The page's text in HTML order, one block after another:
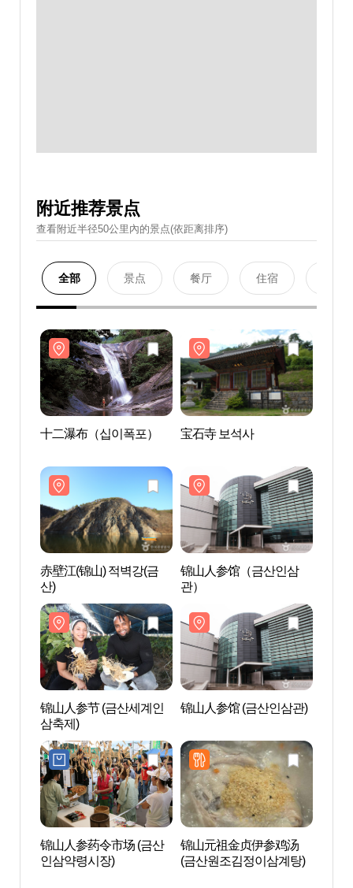
附近推荐景点
查看附近半径50公里內的景点(依距离排序)
全部 景点 餐厅 住宿
十二瀑布（십이폭포） 宝石寺 보석사
赤壁江(锦山) 적벽강(금
산)
锦山人参馆（금산인삼
관）
锦山人参节 (금산세계인
삼축제)
锦山人参馆 (금산인삼관)
锦山人参药令市场 (금산
인삼약령시장)
锦山元祖金贞伊参鸡汤
(금산원조김정이삼계탕)